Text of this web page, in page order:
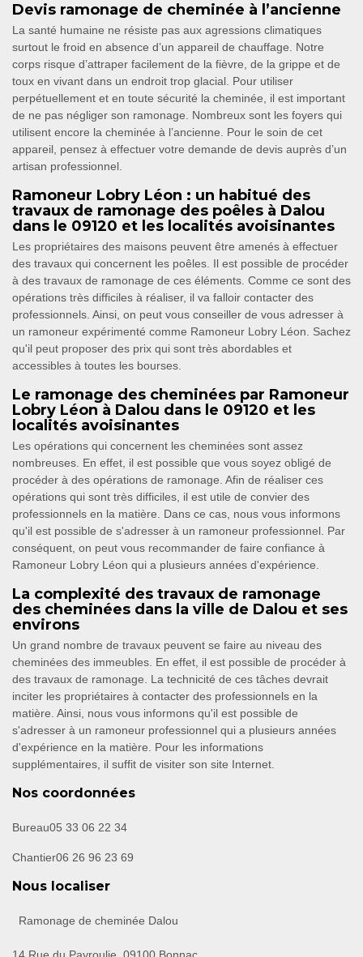
Devis ramonage de cheminée à l’ancienne
La santé humaine ne résiste pas aux agressions climatiques
surtout le froid en absence d’un appareil de chauffage. Notre
corps risque d’attraper facilement de la fièvre, de la grippe et de
toux en vivant dans un endroit trop glacial. Pour utiliser
perpétuellement et en toute sécurité la cheminée, il est important
de ne pas négliger son ramonage. Nombreux sont les foyers qui
utilisent encore la cheminée à l’ancienne. Pour le soin de cet
appareil, pensez à effectuer votre demande de devis auprès d’un
artisan professionnel.
Ramoneur Lobry Léon : un habitué des
travaux de ramonage des poêles à Dalou
dans le 09120 et les localités avoisinantes
Les propriétaires des maisons peuvent être amenés à effectuer
des travaux qui concernent les poêles. Il est possible de procéder
à des travaux de ramonage de ces éléments. Comme ce sont des
opérations très difficiles à réaliser, il va falloir contacter des
professionnels. Ainsi, on peut vous conseiller de vous adresser à
un ramoneur expérimenté comme Ramoneur Lobry Léon. Sachez
qu'il peut proposer des prix qui sont très abordables et
accessibles à toutes les bourses.
Le ramonage des cheminées par Ramoneur
Lobry Léon à Dalou dans le 09120 et les
localités avoisinantes
Les opérations qui concernent les cheminées sont assez
nombreuses. En effet, il est possible que vous soyez obligé de
procéder à des opérations de ramonage. Afin de réaliser ces
opérations qui sont très difficiles, il est utile de convier des
professionnels en la matière. Dans ce cas, nous vous informons
qu'il est possible de s'adresser à un ramoneur professionnel. Par
conséquent, on peut vous recommander de faire confiance à
Ramoneur Lobry Léon qui a plusieurs années d'expérience.
La complexité des travaux de ramonage
des cheminées dans la ville de Dalou et ses
environs
Un grand nombre de travaux peuvent se faire au niveau des
cheminées des immeubles. En effet, il est possible de procéder à
des travaux de ramonage. La technicité de ces tâches devrait
inciter les propriétaires à contacter des professionnels en la
matière. Ainsi, nous vous informons qu'il est possible de
s'adresser à un ramoneur professionnel qui a plusieurs années
d'expérience en la matière. Pour les informations
supplémentaires, il suffit de visiter son site Internet.
Nos coordonnées
Bureau05 33 06 22 34
Chantier06 26 96 23 69
Nous localiser
Ramonage de cheminée Dalou